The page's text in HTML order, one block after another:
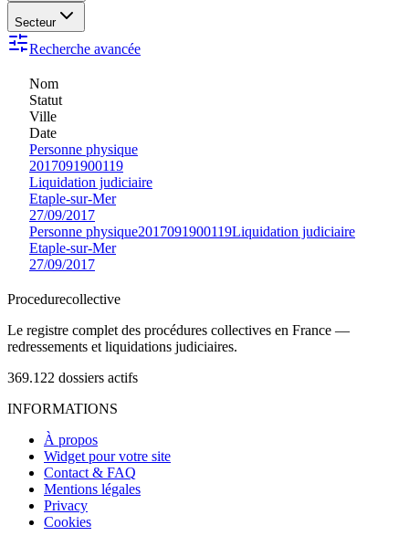
Secteur
Recherche avancée
Nom
Statut
Ville
Date
Personne physique
2017091900119
Liquidation judiciaire
Etaple-sur-Mer
27/09/2017
Personne physique2017091900119Liquidation judiciaire
Etaple-sur-Mer
27/09/2017
Procedurecollective
Le registre complet des procédures collectives en France —
redressements et liquidations judiciaires.
369.122 dossiers actifs
INFORMATIONS
À propos
Widget pour votre site
Contact & FAQ
Mentions légales
Privacy
Cookies